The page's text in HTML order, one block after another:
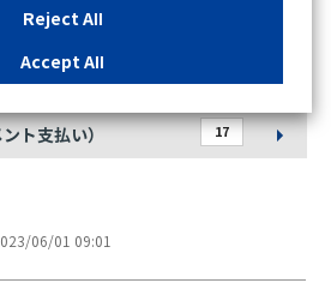
9
ト支払い） 17
06/01 09:01
click "Reject All". If you agree to the use
"Accept All". To select your preferen
or rejection settings at any time by c
button on this banner or through y
For more information regarding the pr
link below.Cookies DetailsPrivacy Polic
Reject All
Accept All